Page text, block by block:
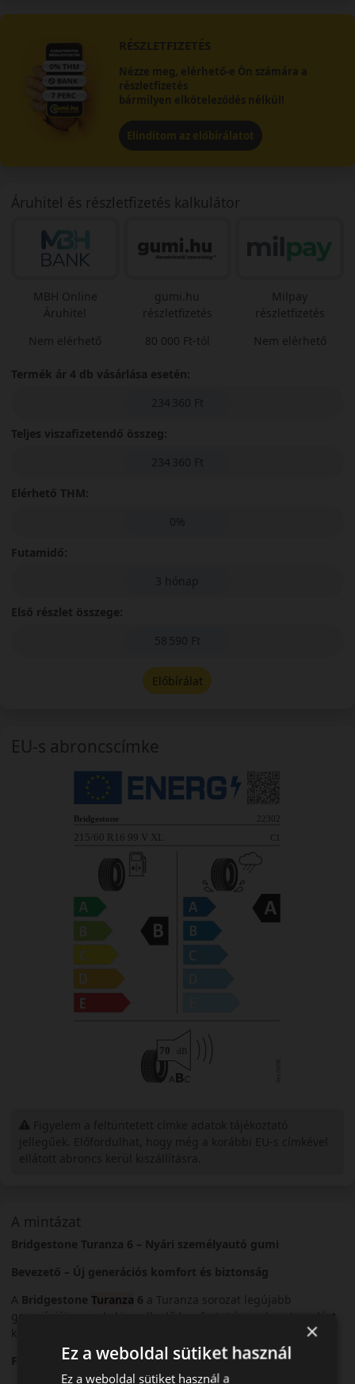
RÉSZLETFIZETÉS
Nézze meg, elérhető-e Ön számára a
részletfizetés
bármilyen elköteleződés nélkül!
Elindítom az előbírálatot
A mintázat
Bridgestone Turanza 6 – Nyári személyautó gumi
Bevezető – Új generációs komfort és biztonság
A Bridgestone Turanza 6 a Turanza sorozat legújabb
generációja, amely kiemelkedő komfortot és nedves tapadást
kínál.
Futófelület és tapadás
Áruhitel és részletfizetés kalkulátor
MBH Online
Áruhitel
Nem elérhető
gumi.hu
részletfizetés
80 000 Ft-tól
Milpay
részletfizetés
Nem elérhető
Termék ár 4 db vásárlása esetén:
234 360 Ft
Teljes viszafizetendő összeg:
234 360 Ft
Elérhető THM:
0%
Futamidő:
3 hónap
Első részlet összege:
58 590 Ft
Előbírálat
EU-s abroncscímke
×
Ez a weboldal sütiket használ
Ez a weboldal sütiket használ a